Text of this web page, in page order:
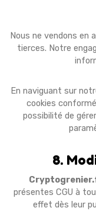
Nous ne vendons en
tierces. Notre
En naviguant sur
cookies
possibilité de
8.
présentes CGU à
effet dès leur